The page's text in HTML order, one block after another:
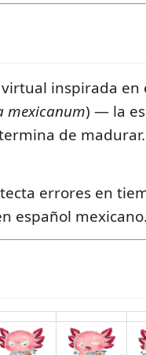
virtual inspirada
mexicanum) — la
de
errores en
español